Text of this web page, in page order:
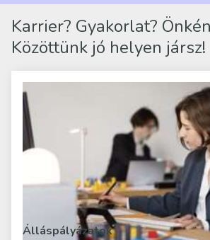
Karrier? Gyakorlat?
Közöttünk jó helyen jársz!
Álláspályázatok